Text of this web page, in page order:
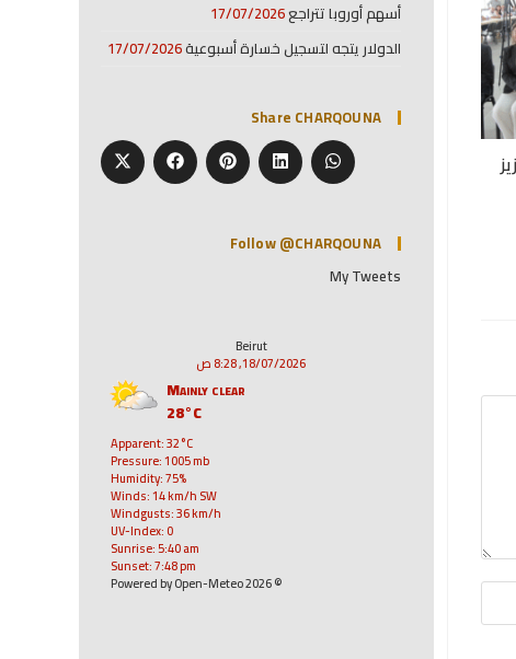
أسهم أوروبا تتراجع17/07/2026
الدولار يتجه لتسجيل خسارة أسبوعية17/07/2026
Share CHARQOUNA
Follow @CHARQOUNA
My Tweets
Beirut
18/07/2026, 8:28 ص
Mainly clear
28°C
Apparent: 32°C
Pressure: 1005 mb
Humidity: 75%
Winds: 14 km/h SW
Windgusts: 36 km/h
UV-Index: 0
Sunrise: 5:40 am
Sunset: 7:48 pm
© 2026 Powered by Open-Meteo